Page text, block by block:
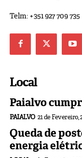
Telm: +351 927 709 735
Local
Paialvo
PAIALVO 21 de Fevereiro,
Queda de
energia